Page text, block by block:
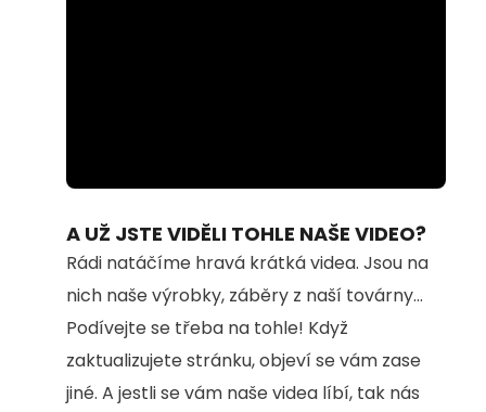
74.69%
A UŽ JSTE VIDĚLI TOHLE NAŠE VIDEO?
Rádi natáčíme hravá krátká videa. Jsou na
nich naše výrobky, záběry z naší továrny...
Podívejte se třeba na tohle! Když
zaktualizujete stránku, objeví se vám zase
jiné. A jestli se vám naše videa líbí, tak nás